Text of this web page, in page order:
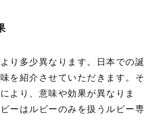
り多少異なります。日本での誕
を紹介させていただきます。そ
より、意味や効果が異なりま
ーはルビーのみを扱うルビー専